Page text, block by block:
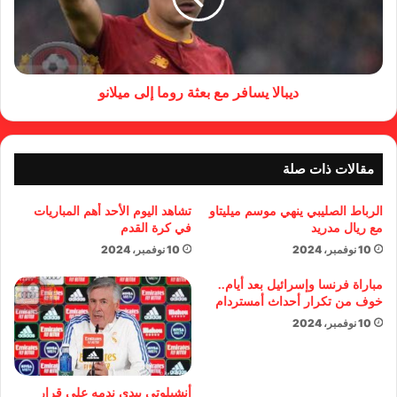
ديبالا يسافر مع بعثة روما إلى ميلانو
مقالات ذات صلة
الرباط الصليبي ينهي موسم ميليتاو
مع ريال مدريد
10 نوفمبر، 2024
تشاهد اليوم الأحد أهم المباريات
في كرة القدم
10 نوفمبر، 2024
مباراة فرنسا وإسرائيل بعد أيام..
خوف من تكرار أحداث أمستردام
10 نوفمبر، 2024
أنشيلوتي يبدي ندمه على قرار